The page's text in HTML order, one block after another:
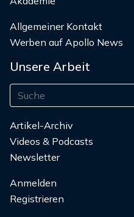
Allgemeiner Kontakt
Werben auf Apollo News
Unsere Arbeit
Artikel-Archiv
Videos & Podcasts
Newsletter
Anmelden
Registrieren